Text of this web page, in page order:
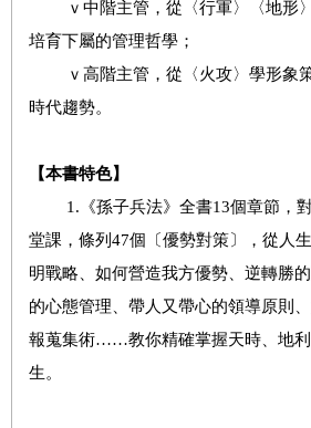
ｖ中階主管，從〈行軍〉〈地形〉
培育下屬的管理哲學；
ｖ高階主管，從〈火攻〉學形象策
時代趨勢。
【本書特色】
1.《孫子兵法》全書13個章節，對
堂課，條列47個〔優勢對策〕，從人
明戰略、如何營造我方優勢、逆轉勝
的心態管理、帶人又帶心的領導原則
報蒐集術……教你精確掌握天時、地利
生。